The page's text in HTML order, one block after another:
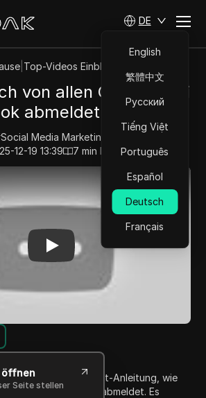
DE
English
繁體中文
Русский
Tiếng Việt
Português
Español
Deutsch
Français
Top-Videos Einblicke
von allen Geräten bei
abmeldet (2025)
Social Media Marketing
12-19 13:39
7 min lesen
sich von allen Geräten bei
öffnen
Seite stellen
eine Schritt-für-Schritt-Anleitung, wie
bei Facebook abmeldet. Es